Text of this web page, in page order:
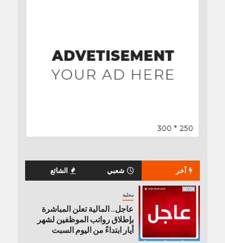
آخر شعبي الشائع
محلية
عاجل.. المالية تعلن المباشرة
بإطلاق رواتب ‏الموظفين لشهر
أيار ابتداءً من اليوم السبت